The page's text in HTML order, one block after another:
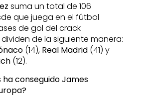
suma un total de 106
que juega en el fútbol
de gol del crack
de la siguiente manera:
(14), Real Madrid (41) y
(12).
ha conseguido James